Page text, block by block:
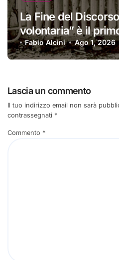
La Fine del
volontaria” è il
Fabio Alcini Ago 1, 2026
Lascia un commento
Il tuo indirizzo email non sarà
contrassegnati *
Commento *